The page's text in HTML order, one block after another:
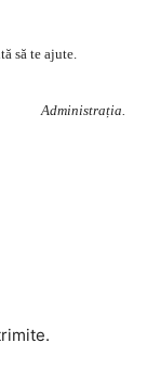
să te ajute.
Administrația.